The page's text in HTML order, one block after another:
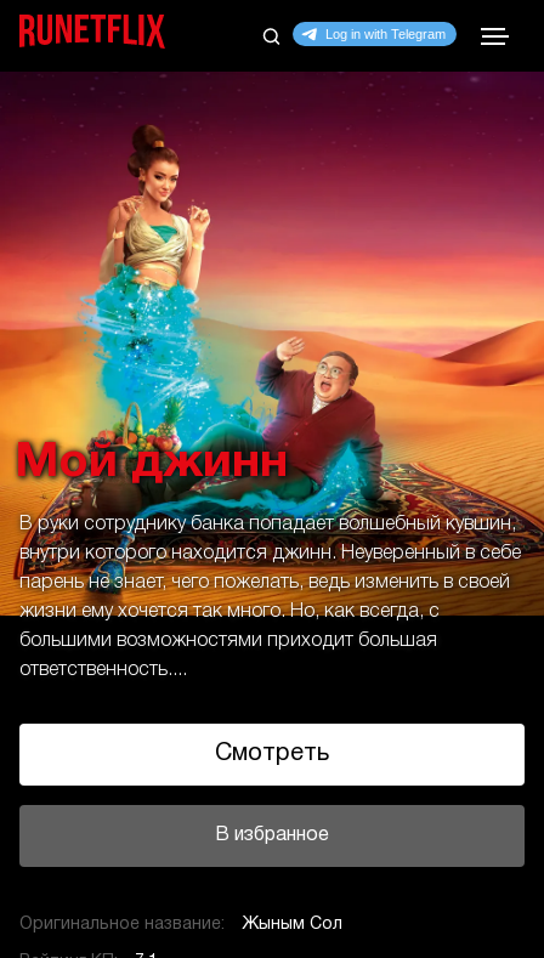
Мой джинн
В руки сотруднику банка попадает волшебный кувшин,
внутри которого находится джинн. Неуверенный в себе
парень не знает, чего пожелать, ведь изменить в своей
жизни ему хочется так много. Но, как всегда, с
большими возможностями приходит большая
ответственность....
Смотреть
В избранное
Оригинальное название: Жыным Сол